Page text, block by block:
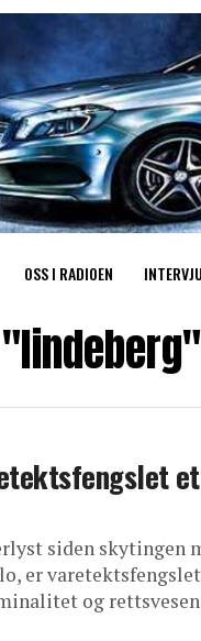
OSS I RADIOEN INTERVJU
siden skytingen
er
og